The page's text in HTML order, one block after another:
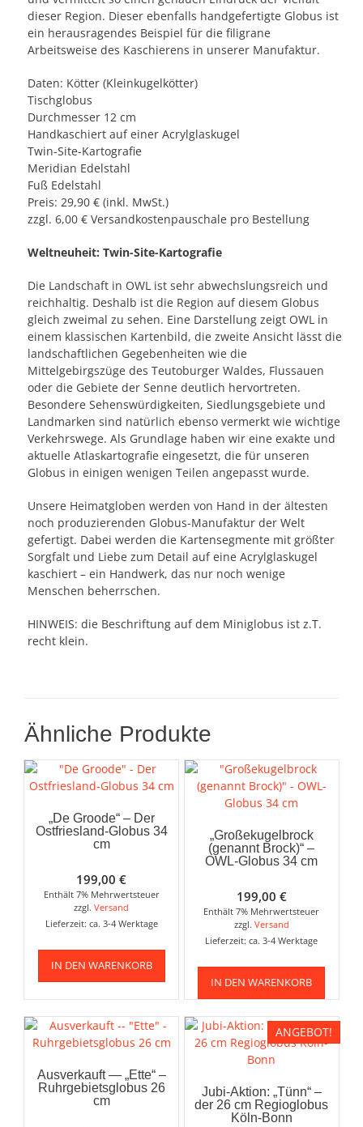
dieser Region. Dieser ebenfalls handgefertigte Globus ist
ein herausragendes Beispiel für die filigrane
Arbeitsweise des Kaschierens in unserer Manufaktur.
Daten: Kötter (Kleinkugelkötter)
Tischglobus
Durchmesser 12 cm
Handkaschiert auf einer Acrylglaskugel
Twin-Site-Kartografie
Meridian Edelstahl
Fuß Edelstahl
Preis: 29,90 € (inkl. MwSt.)
zzgl. 6,00 € Versandkostenpauschale pro Bestellung
Weltneuheit: Twin-Site-Kartografie
Die Landschaft in OWL ist sehr abwechslungsreich und
reichhaltig. Deshalb ist die Region auf diesem Globus
gleich zweimal zu sehen. Eine Darstellung zeigt OWL in
einem klassischen Kartenbild, die zweite Ansicht lässt die
landschaftlichen Gegebenheiten wie die
Mittelgebirgszüge des Teutoburger Waldes, Flussauen
oder die Gebiete der Senne deutlich hervortreten.
Besondere Sehenswürdigkeiten, Siedlungsgebiete und
Landmarken sind natürlich ebenso vermerkt wie wichtige
Verkehrswege. Als Grundlage haben wir eine exakte und
aktuelle Atlaskartografie eingesetzt, die für unseren
Globus in einigen wenigen Teilen angepasst wurde.
Unsere Heimatgloben werden von Hand in der ältesten
noch produzierenden Globus-Manufaktur der Welt
gefertigt. Dabei werden die Kartensegmente mit größter
Sorgfalt und Liebe zum Detail auf eine Acrylglaskugel
kaschiert – ein Handwerk, das nur noch wenige
Menschen beherrschen.
HINWEIS: die Beschriftung auf dem Miniglobus ist z.T.
recht klein.
Ähnliche Produkte
„De Groode“ – Der
Ostfriesland-Globus 34
cm
199,00€
Enthält 7% Mehrwertsteuer
zzgl.Versand
Lieferzeit: ca. 3-4 Werktage
IN DEN WARENKORB
„Großekugelbrock
(genannt Brock)“ –
OWL-Globus 34 cm
199,00 €
Enthält 7% Mehrwertsteuer
zzgl. Versand
Lieferzeit: ca. 3-4 Werktage
IN DEN WARENKORB
Ausverkauft — „Ette“ –
Ruhrgebietsglobus 26
cm
ANGEBOT!
Jubi-Aktion: „Tünn“ –
der 26 cm Regioglobus
Köln-Bonn